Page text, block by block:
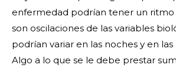
enfermedad podrían tener un ritmo
son oscilaciones de las variables
podrían variar en las noches y en
Algo a lo que se le debe prestar